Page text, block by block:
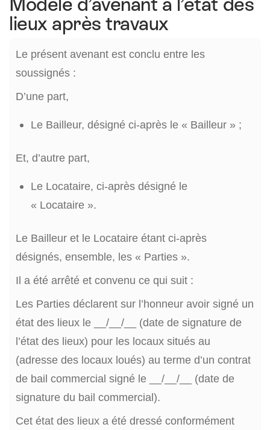
lieux après travaux
Le présent avenant est conclu entre les
soussignés :
D’une part,
Le Bailleur, désigné ci-après le « Bailleur » ;
Et, d’autre part,
Le Locataire, ci-après désigné le
« Locataire ».
Le Bailleur et le Locataire étant ci-après
désignés, ensemble, les « Parties ».
Il a été arrêté et convenu ce qui suit :
Les Parties déclarent sur l’honneur avoir signé un
état des lieux le __/__/__ (date de signature de
l’état des lieux) pour les locaux situés au
(adresse des locaux loués) au terme d’un contrat
de bail commercial signé le __/__/__ (date de
signature du bail commercial).
Cet état des lieux a été dressé conformément